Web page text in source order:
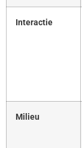
Interactie
Milieu